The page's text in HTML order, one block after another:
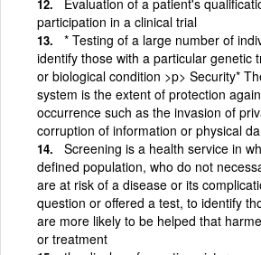
participation in a clinical trial
* Testing of a large number of
identify those with a particular genetic
or biological condition >p> Security*
system is the extent of protection
occurrence such as the invasion of
corruption of information or physical
Screening is a health service in
defined population, who do not
are at risk of a disease or its
question or offered a test, to identify
are more likely to be helped that
or treatment